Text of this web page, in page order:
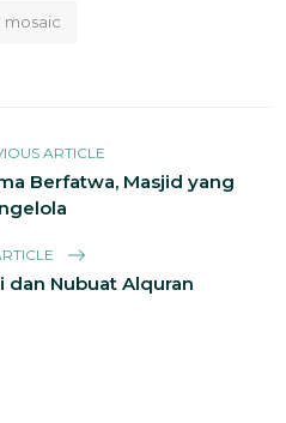
mosaic
ARTICLE
Berfatwa, Masjid yang
dan Nubuat Alquran